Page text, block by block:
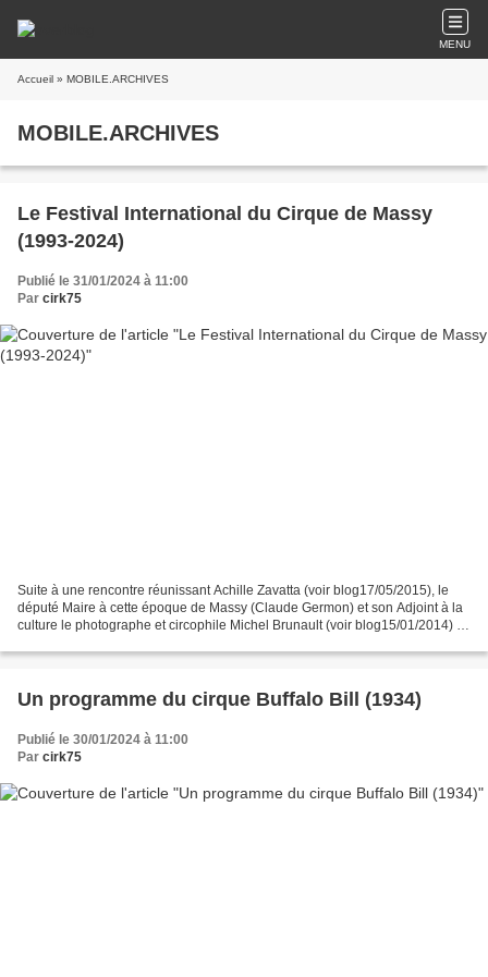
MENU
Accueil » MOBILE.ARCHIVES
MOBILE.ARCHIVES
Le Festival International du Cirque de Massy
(1993-2024)
Publié le 31/01/2024 à 11:00
Par cirk75
Suite à une rencontre réunissant Achille Zavatta (voir blog17/05/2015), le
député Maire à cette époque de Massy (Claude Germon) et son Adjoint à la
culture le photographe et circophile Michel Brunault (voir blog15/01/2014) va
Un programme du cirque Buffalo Bill (1934)
Publié le 30/01/2024 à 11:00
Par cirk75